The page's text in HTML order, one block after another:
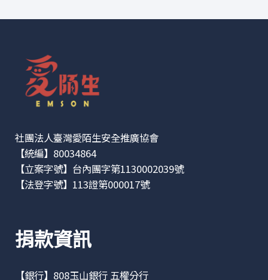
社團法人臺灣愛陌生安全推廣協會
【統編】80034864
【立案字號】台內團字第1130002039號
【法登字號】113證第000017號
捐款資訊
【銀行】808玉山銀行 五權分行